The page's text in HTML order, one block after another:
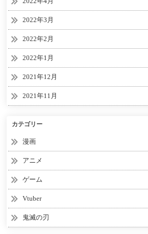
2022年3月
2022年2月
2022年1月
2021年12月
2021年11月
カテゴリー
漫画
アニメ
ゲーム
Vtuber
鬼滅の刃